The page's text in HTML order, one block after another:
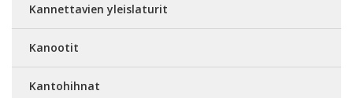
Kannettavien yleislaturit
Kanootit
Kantohihnat